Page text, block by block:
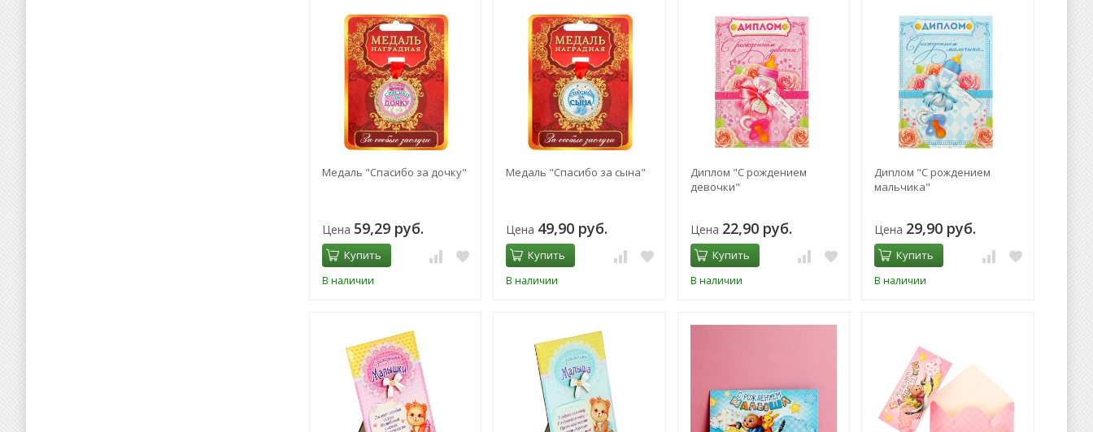
Медаль "Спасибо за дочку"
Цена 59,29 руб.
Купить
В наличии
Медаль "Спасибо за сына"
Цена 49,90 руб.
Купить
В наличии
Диплом "С рождением
девочки"
Цена 22,90 руб.
Купить
В наличии
Диплом "С рождением
мальчика"
Цена 29,90 руб.
Купить
В наличии